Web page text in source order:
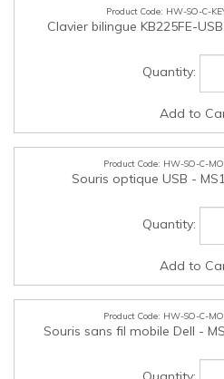
Souris optique USB -
HW-SO-C-
Souris sans fil mobile Dell -